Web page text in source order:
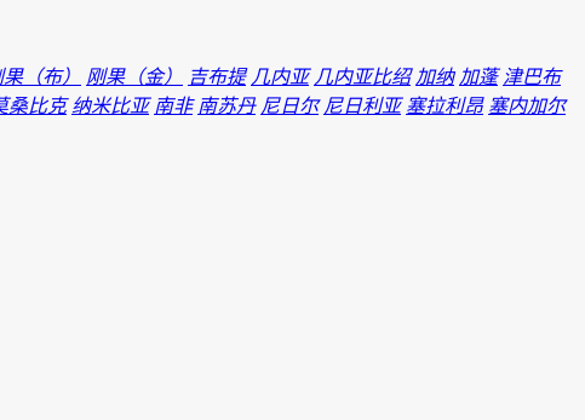
（布） 刚果（金） 吉布提 几内亚 几内亚比绍 加纳 加蓬 津巴布
桑比克 纳米比亚 南非 南苏丹 尼日尔 尼日利亚 塞拉利昂 塞内加尔